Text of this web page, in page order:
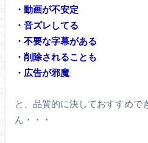
・動画が不安定
・音ズレしてる
・不要な字幕がある
・削除されることも
・広告が邪魔
と、品質的に決しておすすめで
ん・・・